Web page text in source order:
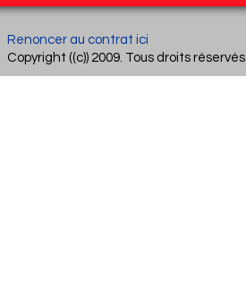
Renoncer au contrat ici
Copyright ((c)) 2009. Tous droits réservés.